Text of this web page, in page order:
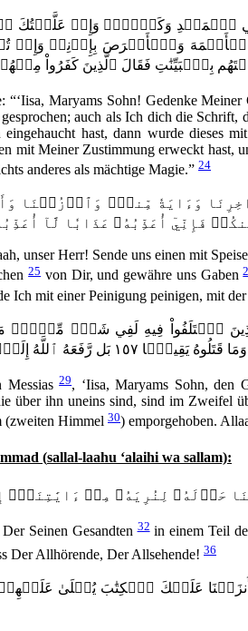
فِي ٱلۡمَهۡدِ وَكَهۡلٗاۖ وَإِذۡ عَلَّمۡتُكَ
ٱلۡأَكۡمَهَ وَٱلۡأَبۡرَصَ بِإِذۡنِيۖ وَإِذۡ
بِٱلۡبَيِّنَٰتِ فَقَالَ ٱلَّذِينَ كَفَرُواْ مِنۡهُمۡ
“‘Iisa, Maryams Sohn! Gedenke
auch als Ich dich die
eingehaucht hast, dann wurde dieses
mit Meiner Zustimmung erweckt hast,
anderes als mächtige Magie.” 24
أُعَذِّبُهُۥ عَذَابٗا لَّآ أُعَذِّبُهُۥٓ
unser Herr! Sende uns einen mit
25von Dir, und gewähre uns Gaben
Ich mit einer Peinigung peinigen, mit
ٱخۡتَلَفُواْ فِيهِ لَفِي شَكّٖ مِّنۡهُۚ
رَّفَعَهُ ٱللَّهُ إِلَيۡهِۚ وَكَانَ ٱللَّهُ عَزِيزًا حَكِيمٗا ١٥٨
Messias29, ‘Iisa, Maryams Sohn, den
über ihn uneins sind, sind im Zweifel
(zweiten Himmel 30) emporgehoben.
(sallal-laahu ‘alaihi wa sallam):
لِنُرِيَهُۥ مِنۡ ءَايَٰتِنَآۚ
Seinen Gesandten32in einem Teil
Der Allhörende, Der Allsehende! 36
قُلۡ إِنَّمَا ٱلۡأٓيَٰتُ عِندَ ٱللَّهِ وَإِنَّمَآ أَنَا۠ نَذِيرٞ مُّبِينٌ ٥٠ أَوَ لَمۡ يَكۡفِهِمۡ